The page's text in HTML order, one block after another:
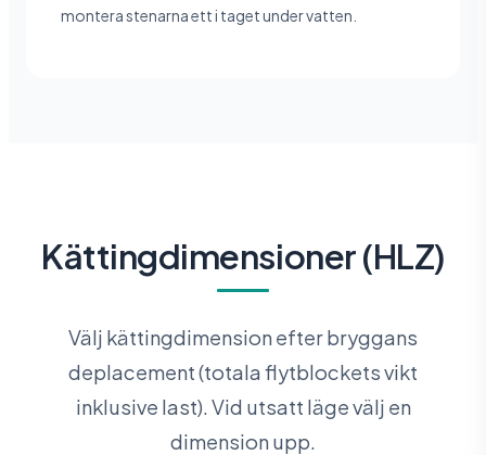
montera stenarna ett i taget under vatten.
Kättingdimensioner (HLZ)
Välj kättingdimension efter bryggans
deplacement (totala flytblockets vikt
inklusive last). Vid utsatt läge välj en
dimension upp.